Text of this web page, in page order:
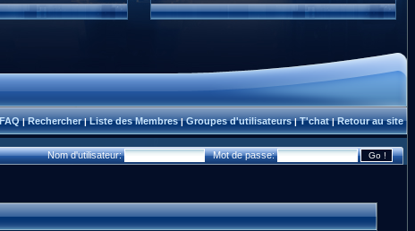
FAQ|Rechercher|Liste des Membres|Groupes d'utilisateurs|T'chat|Retour au site
Nom d'utilisateur: Mot de passe: